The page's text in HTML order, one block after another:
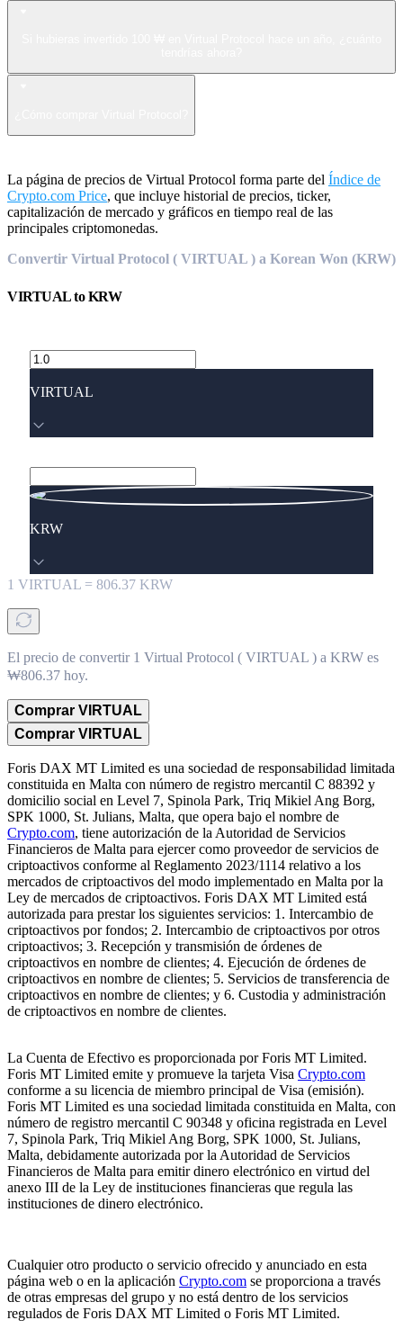
La página de precios de Virtual Protocol forma parte del Índice de
Crypto.com Price, que incluye historial de precios, ticker,
capitalización de mercado y gráficos en tiempo real de las
principales criptomonedas.
Convertir Virtual Protocol ( VIRTUAL ) a Korean Won (KRW)
VIRTUALtoKRW
VIRTUAL
KRW
1 VIRTUAL = 806.37 KRW
El precio de convertir 1 Virtual Protocol ( VIRTUAL ) a KRW es
₩806.37 hoy.
Comprar VIRTUAL
Comprar VIRTUAL
Foris DAX MT Limited es una sociedad de responsabilidad limitada
constituida en Malta con número de registro mercantil C 88392 y
domicilio social en Level 7, Spinola Park, Triq Mikiel Ang Borg,
SPK 1000, St. Julians, Malta, que opera bajo el nombre de
Crypto.com, tiene autorización de la Autoridad de Servicios
Financieros de Malta para ejercer como proveedor de servicios de
criptoactivos conforme al Reglamento 2023/1114 relativo a los
mercados de criptoactivos del modo implementado en Malta por la
Ley de mercados de criptoactivos. Foris DAX MT Limited está
autorizada para prestar los siguientes servicios: 1. Intercambio de
criptoactivos por fondos; 2. Intercambio de criptoactivos por otros
criptoactivos; 3. Recepción y transmisión de órdenes de
criptoactivos en nombre de clientes; 4. Ejecución de órdenes de
criptoactivos en nombre de clientes; 5. Servicios de transferencia de
criptoactivos en nombre de clientes; y 6. Custodia y administración
de criptoactivos en nombre de clientes.
La Cuenta de Efectivo es proporcionada por Foris MT Limited.
Foris MT Limited emite y promueve la tarjeta Visa Crypto.com
conforme a su licencia de miembro principal de Visa (emisión).
Foris MT Limited es una sociedad limitada constituida en Malta, con
número de registro mercantil C 90348 y oficina registrada en Level
7, Spinola Park, Triq Mikiel Ang Borg, SPK 1000, St. Julians,
Malta, debidamente autorizada por la Autoridad de Servicios
Financieros de Malta para emitir dinero electrónico en virtud del
anexo III de la Ley de instituciones financieras que regula las
instituciones de dinero electrónico.
Cualquier otro producto o servicio ofrecido y anunciado en esta
página web o en la aplicación Crypto.com se proporciona a través
de otras empresas del grupo y no está dentro de los servicios
regulados de Foris DAX MT Limited o Foris MT Limited.